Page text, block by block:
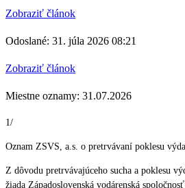
Zobraziť článok
Odoslané: 31. júla 2026 08:21
Zobraziť článok
Miestne oznamy: 31.07.2026
1/
Oznam ZSVS, a.s. o pretrvávaní poklesu
Z dôvodu pretrvávajúceho sucha a poklesu
žiada Západoslovenská vodárenská